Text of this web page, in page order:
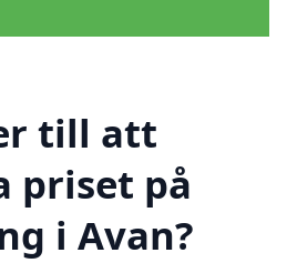
till att
priset på
i Avan?